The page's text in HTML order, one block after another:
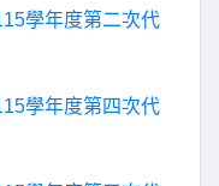
學年度第二次代
學年度第四次代